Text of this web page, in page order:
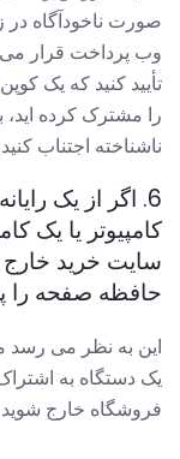
صورت ناخودآگاه در
وب پرداخت قرار می
تأیید کنید که یک
را مشترک کرده
ناشناخته اجتناب
6. اگر از یک
کامپیوتر یا یک
سایت خرید خارج
حافظه صفحه را
یک دستگاه به
فروشگاه خارج